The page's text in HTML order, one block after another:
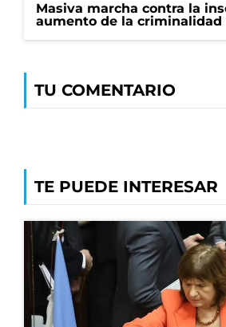
Masiva marcha contra la
aumento de la criminalidad
TU COMENTARIO
TE PUEDE INTERESAR